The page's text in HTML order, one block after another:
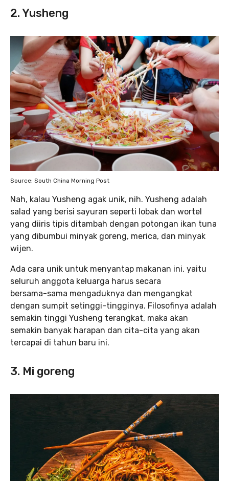
2. Yusheng
Source: South China Morning Post
Nah, kalau Yusheng agak unik, nih. Yusheng adalah
salad yang berisi sayuran seperti lobak dan wortel
yang diiris tipis ditambah dengan potongan ikan tuna
yang dibumbui minyak goreng, merica, dan minyak
wijen.
Ada cara unik untuk menyantap makanan ini, yaitu
seluruh anggota keluarga harus secara
bersama-sama mengaduknya dan mengangkat
dengan sumpit setinggi-tingginya. Filosofinya adalah
semakin tinggi Yusheng terangkat, maka akan
semakin banyak harapan dan cita-cita yang akan
tercapai di tahun baru ini.
3. Mi goreng